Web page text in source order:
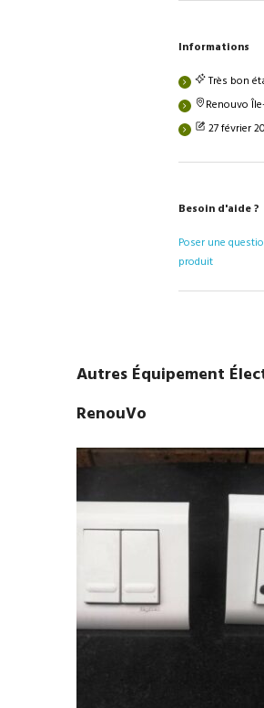
Informations
Très bon
Renouvo
27 février
Besoin d'aide ?
Poser une
produit
Autres Équipement
RenouVo